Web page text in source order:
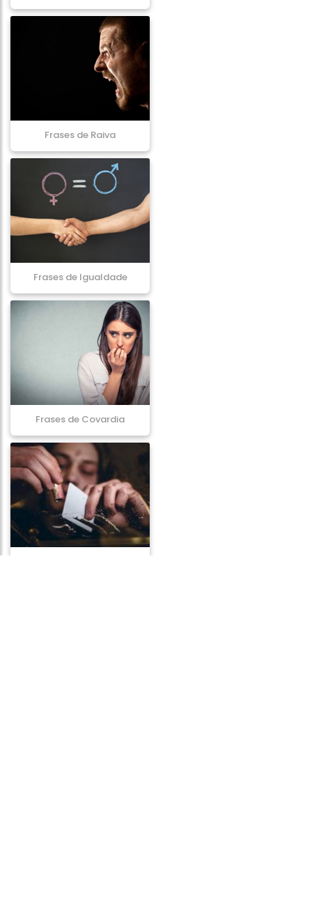
Frases de Raiva
Frases de Igualdade
Frases de Covardia